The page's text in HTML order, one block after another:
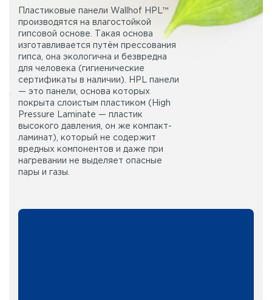
Пластиковые панели Wallhof HPL™
производятся на влагостойкой
гипсовой основе. Такая основа
изготавливается путём прессования
гипса, она экологична и безвредна
для человека (гигиенические
сертификаты в наличии). HPL панели
— это панели, основа которых
покрыта слоистым пластиком (High
Pressure Laminate — пластик
высокого давления, он же компакт-
ламинат), который не содержит
вредных компонентов и даже при
нагревании не выделяет опасные
пары и газы.